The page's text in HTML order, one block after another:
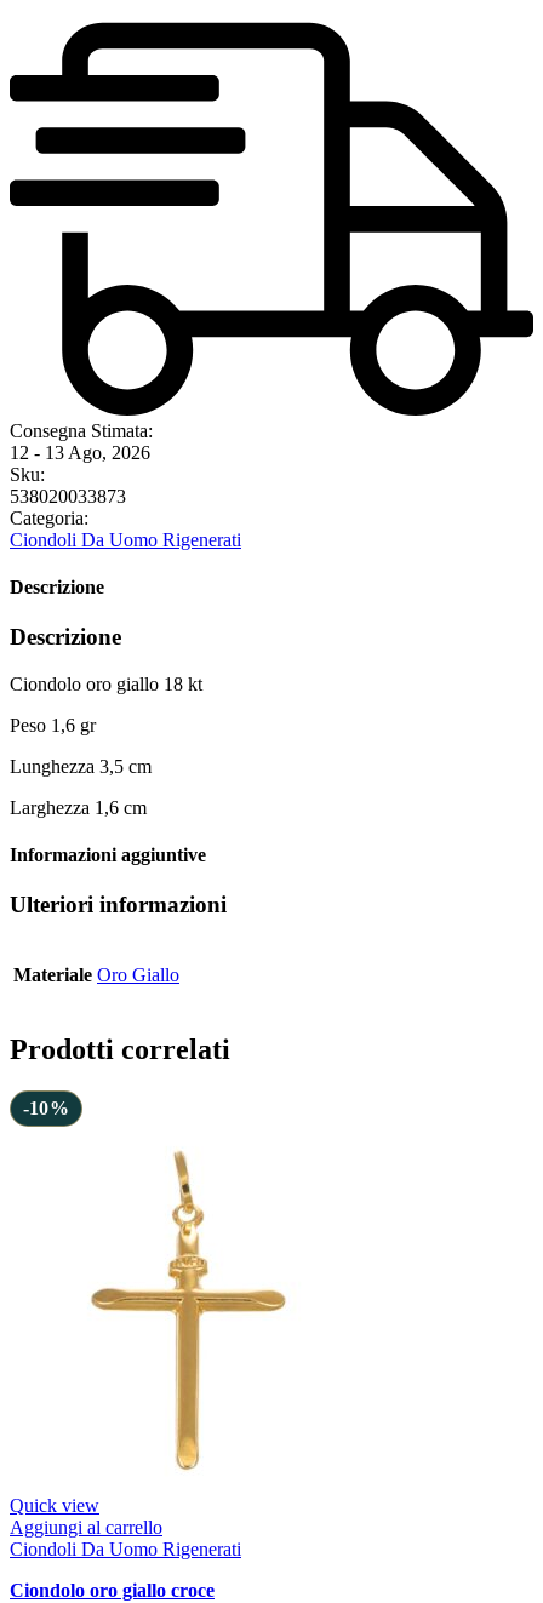
Consegna Stimata:
12 - 13 Ago, 2026
Sku:
538020033873
Categoria:
Ciondoli Da Uomo Rigenerati
Descrizione
Descrizione
Ciondolo oro giallo 18 kt
Peso 1,6 gr
Lunghezza 3,5 cm
Larghezza 1,6 cm
Informazioni aggiuntive
Ulteriori informazioni
Materiale Oro Giallo
Prodotti correlati
-10%
Quick view
Aggiungi al carrello
Ciondoli Da Uomo Rigenerati
ciondolo oro giallo croce